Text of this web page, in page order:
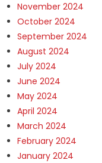
November 2024
October 2024
September 2024
August 2024
July 2024
June 2024
May 2024
April 2024
March 2024
February 2024
January 2024